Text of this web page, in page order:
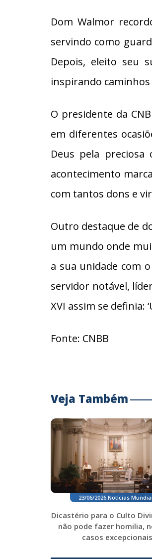
Dom Walmor
servindo como
Depois, eleito seu
inspirando
O presidente da
em diferentes
Deus pela
acontecimento
com tantos dons e
Outro destaque de
um mundo onde
a sua unidade com
servidor notável,
XVI assim se definia:
Fonte: CNBB
Veja Também
23/06/2026.Notícias
Dicastério para o Culto
não pode fazer homilia,
casos excepcionais